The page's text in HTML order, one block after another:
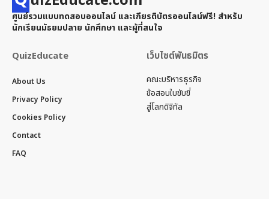
ศูนย์รวมแบบทดสอบออนไลน์ และเกียรติบัตรออนไลน์ฟรี! สำหรับ
นักเรียนมัธยมปลาย นักศึกษา และผู้ที่สนใจ
QuizEducate
About Us
Privacy Policy
Cookies Policy
Contact
FAQ
เว็บไซต์พันธมิตร
คณะบริหารธุรกิจ
ข้อสอบใบขับขี่
สู่โลกดิจิทัล